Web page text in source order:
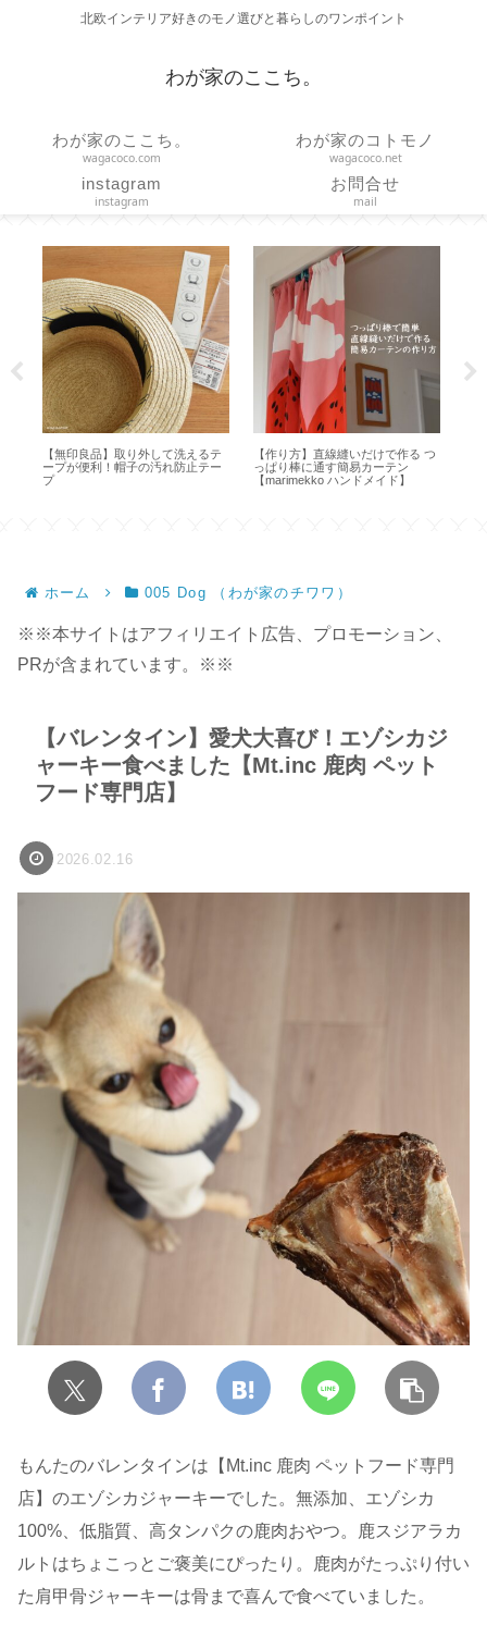
北欧インテリア好きのモノ選びと暮らしのワンポイント
わが家のここち。
わが家のここち。
wagacoco.com
わが家のコトモノ
wagacoco.net
instagram
instagram
お問合せ
mail
り方】直線縫いだけで作る つ
り棒に通す簡易カーテン
ハンドメイド】
【 VAKUEN 】使いやすいサイズは
どれ？容器と水切りトレイのサイ
ズ選びと収納【保存容器】
【作り方】三
ホーム 005 Dog （わが家のチワワ）
※※本サイトはアフィリエイト広告、プロモーション、
PRが含まれています。※※
【バレンタイン】愛犬大喜び！エゾシカジ
ャーキー食べました【Mt.inc 鹿肉 ペット
フード専門店】
2026.02.16
もんたのバレンタインは【Mt.inc 鹿肉 ペットフード専門
店】のエゾシカジャーキーでした。無添加、エゾシカ
100%、低脂質、高タンパクの鹿肉おやつ。鹿スジアラカ
ルトはちょこっとご褒美にぴったり。鹿肉がたっぷり付い
た肩甲骨ジャーキーは骨まで喜んで食べていました。